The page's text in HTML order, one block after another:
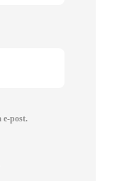
e-post.